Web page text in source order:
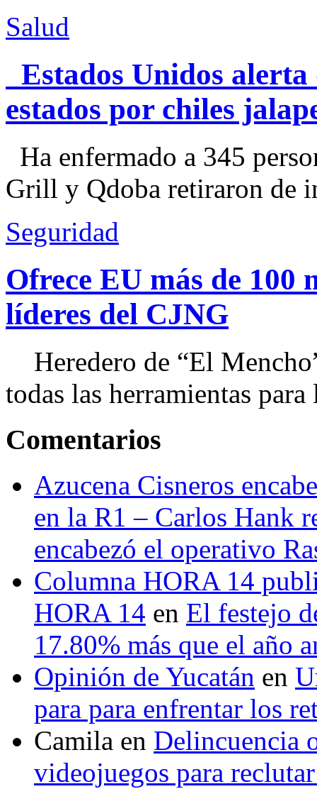
Salud
Estados Unidos alerta
estados por chiles
Ha enfermado a 345
Grill y Qdoba retiraron de
Seguridad
Ofrece EU más de 100
líderes del CJNG
Heredero de “El
todas las herramientas
Comentarios
Azucena Cisneros
en la R1 – Carlos Hank
encabezó el operativo
Columna HORA 14
HORA 14 en El festejo
17.80% más que el año
Opinión de Yucatán en
para para enfrentar los
Camila en Delincuencia
videojuegos para